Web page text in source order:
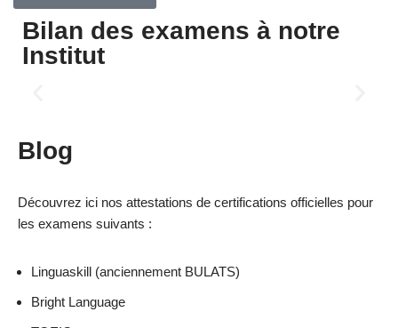
Bilan des examens à notre
Institut
Blog
selon les pays
Découvrez ici nos attestations de certifications officielles pour
les examens suivants :
Linguaskill (anciennement BULATS)
Bright Language